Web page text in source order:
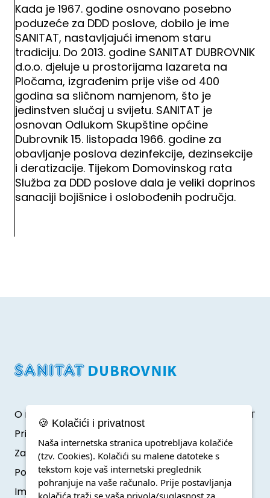
Kada je 1967. godine osnovano posebno
poduzeće za DDD poslove, dobilo je ime
SANITAT, nastavljajući imenom staru
tradiciju. Do 2013. godine SANITAT DUBROVNIK
d.o.o. djeluje u prostorijama lazareta na
Pločama, izgrađenim prije više od 400
godina sa sličnom namjenom, što je
jedinstven slučaj u svijetu. SANITAT je
osnovan Odlukom Skupštine općine
Dubrovnik 15. listopada 1966. godine za
obavljanje poslova dezinfekcije, dezinsekcije
i deratizacije. Tijekom Domovinskog rata
Služba za DDD poslove dala je veliki doprinos
sanaciji bojišnice i oslobođenih područja.
O nama
Pristup informacijama
Zaštita osobnih podataka
Politika o kolačićima
Impressum
Developed by Klik IT
🍪 Kolačići i privatnost
Naša internetska stranica upotrebljava kolačiće
(tzv. Cookies). Kolačići su malene datoteke s
tekstom koje vaš internetski preglednik
pohranjuje na vaše računalo. Prije postavljanja
kolačića traži se vaša privola/suglasnost za